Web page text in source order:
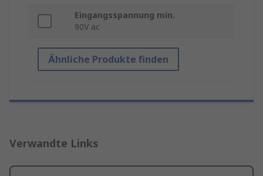
Eingangsspannung min.
90V ac
Ähnliche Produkte finden
Verwandte Links